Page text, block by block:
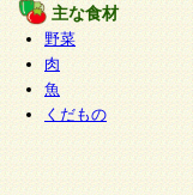
主な食材
野菜
肉
魚
くだもの